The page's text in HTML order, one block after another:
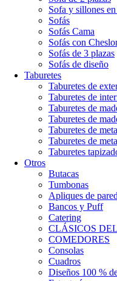
Sofa y sillones en
Sofás
Sofás Cama
Sofás con
Sofás de 3 plazas
Sofás de diseño
Taburetes
Taburetes de
Taburetes de
Taburetes de
Taburetes de
Taburetes de
Taburetes de
Taburetes
Otros
Butacas
Tumbonas
Apliques de pared
Bancos y Puff
Catering
CLÁSICOS
COMEDORES
Consolas
Cuadros
Diseños 100 %